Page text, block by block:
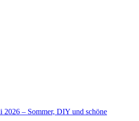
2026 – Sommer, DIY und schöne